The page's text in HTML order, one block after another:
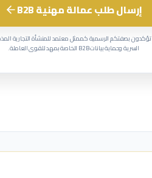
إرسال طلب عمالة مهنية B2B
تؤكدون بصفتكم الرسمية كممثل معتمد للمنشأة التجارية
السرية وحماية بيانات B2B الخاصة بمهد للقوى العاملة.